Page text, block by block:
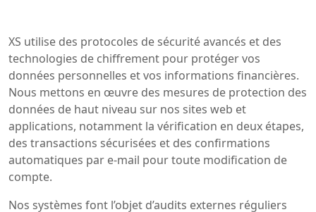
XS utilise des protocoles de sécurité avancés et des
technologies de chiffrement pour protéger vos
données personnelles et vos informations financières.
Nous mettons en œuvre des mesures de protection des
données de haut niveau sur nos sites web et
applications, notamment la vérification en deux étapes,
des transactions sécurisées et des confirmations
automatiques par e-mail pour toute modification de
compte.
Nos systèmes font l’objet d’audits externes réguliers